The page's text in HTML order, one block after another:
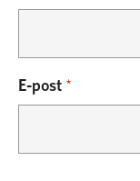
E-post *